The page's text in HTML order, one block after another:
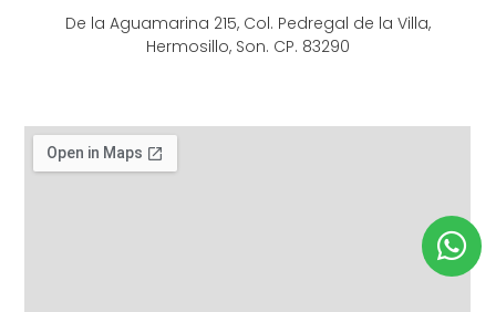
De la Aguamarina 215, Col. Pedregal de la Villa,
Hermosillo, Son. CP. 83290